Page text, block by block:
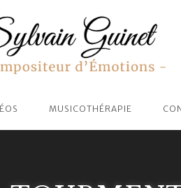
MUSICOTHÉRAPIE